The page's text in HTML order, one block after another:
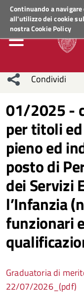
Continuando a
all'utilizzo dei cookie
nostraCookie Policy
Regione VenetoACCEDI
Condividi
sui social
network
Condividi
01/2025 -
per titoli
pieno ed
posto di
dei Servizi
l’Infanzia
funzionari
Graduatoria di
22/07/2026_(pdf)